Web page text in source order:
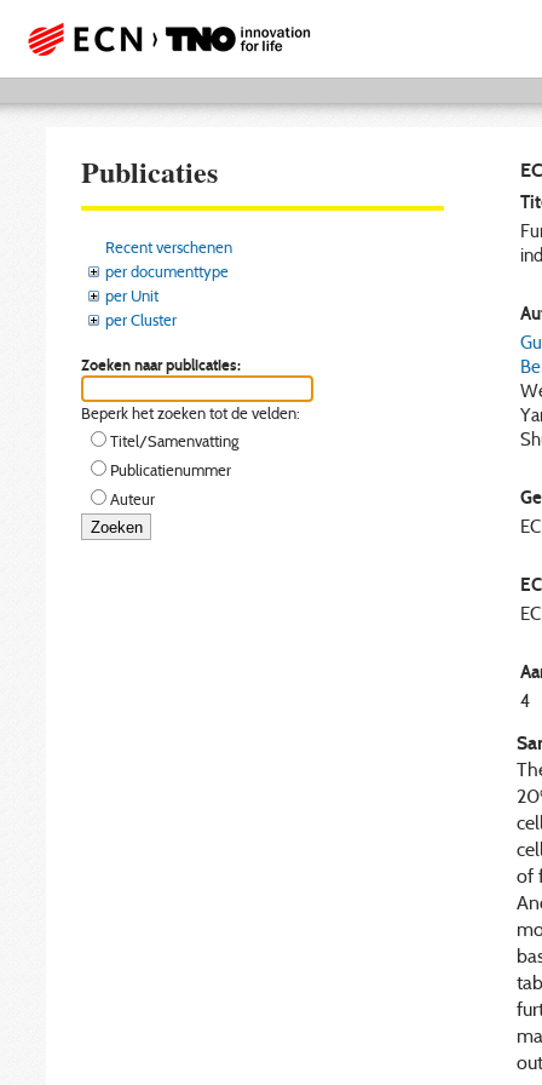
Publicaties
Recent verschenen
per documenttype
per Unit
per Cluster
Zoeken naar publicaties:
Beperk het zoeken tot de velden:
Titel/Samenvatting
Publicatienummer
Auteur
4
of